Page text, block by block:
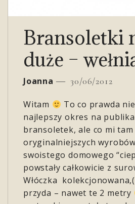
Bransoletki
duże –
Joanna 30/06/2012
Witam
To co prawda
najlepszy okres na
bransoletek, ale co mi tam
oryginalniejszych
swoistego domowego
powstały całkowicie z
Włóczka
przyda – nawet te 2 metry